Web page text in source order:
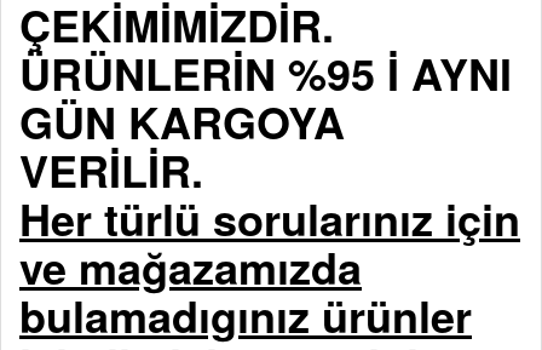
ÇEKİMİMİZDİR.
ÜRÜNLERİN %95 İ AYNI
GÜN KARGOYA
VERİLİR.
Her türlü sorularınız için
ve mağazamızda
bulamadıgınız ürünler